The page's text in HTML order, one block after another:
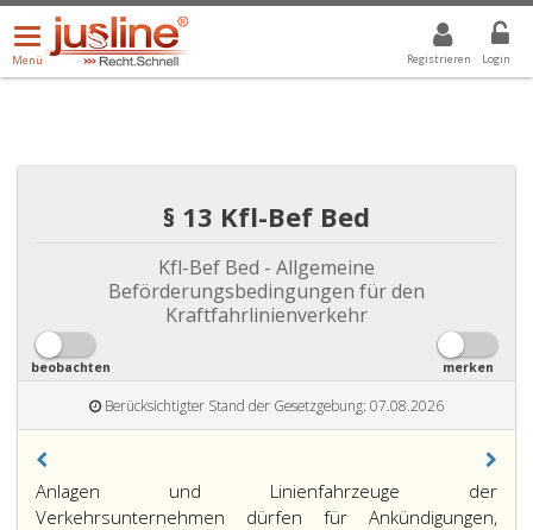
Registrieren Login
Menü
öffnen/schließen
Menü
ALLE DROPDOWN: GEWÄHLTER WERT IST ALLE
§ 13 Kfl-Bef Bed
Kfl-Bef Bed - Allgemeine
Beförderungsbedingungen für den
Kraftfahrlinienverkehr
beobachten merken
Berücksichtigter Stand der Gesetzgebung: 07.08.2026
Paragraph
13,
Anlagen und Linienfahrzeuge der
Verkehrsunternehmen dürfen für Ankündigungen,